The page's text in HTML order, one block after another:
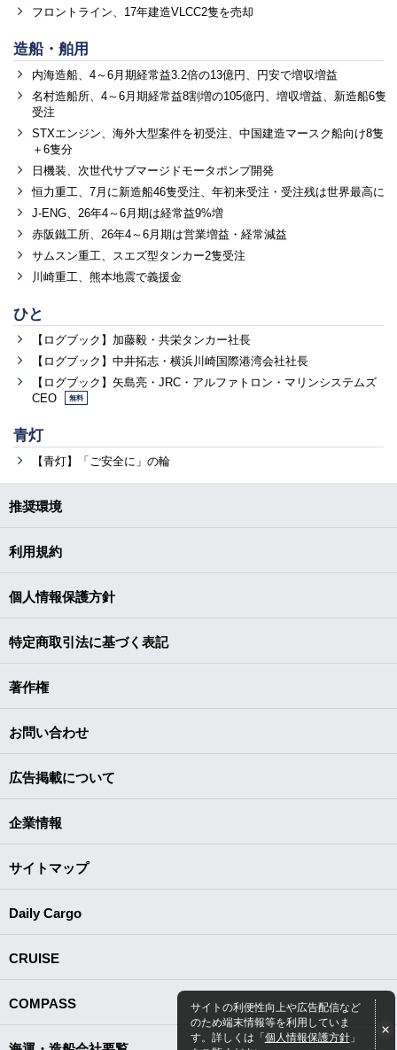
フロントライン、17年建造VLCC2隻を売却
造船・舶用
内海造船、4～6月期経常益3.2倍の13億円、円安で増収増益
名村造船所、4～6月期経常益8割増の105億円、増収増益、新造船6隻
受注
STXエンジン、海外大型案件を初受注、中国建造マースク船向け8隻
＋6隻分
日機装、次世代サブマージドモータポンプ開発
恒力重工、7月に新造船46隻受注、年初来受注・受注残は世界最高に
J-ENG、26年4～6月期は経常益9%増
赤阪鐵工所、26年4～6月期は営業増益・経常減益
サムスン重工、スエズ型タンカー2隻受注
川崎重工、熊本地震で義援金
ひと
【ログブック】加藤毅・共栄タンカー社長
【ログブック】中井拓志・横浜川崎国際港湾会社社長
【ログブック】矢島亮・JRC・アルファトロン・マリンシステムズ
CEO
無料
青灯
【青灯】「ご安全に」の輪
サイトの利便性向上や広告配信など
のため端末情報等を利用していま
す。詳しくは「個人情報保護方針」
推奨環境
利用規約
個人情報保護方針
特定商取引法に基づく表記
著作権
お問い合わせ
広告掲載について
企業情報
サイトマップ
Daily Cargo
CRUISE
COMPASS